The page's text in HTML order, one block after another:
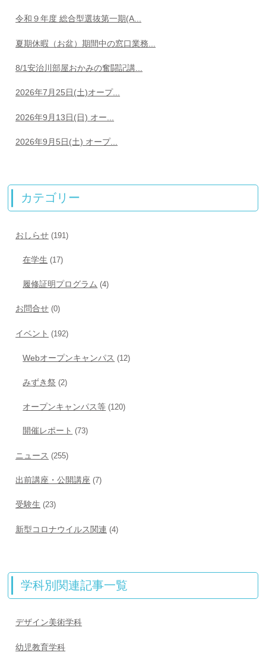
令和９年度 総合型選抜第一期(A...
夏期休暇（お盆）期間中の窓口業務...
8/1安治川部屋おかみの奮闘記講...
2026年7月25日(土)オープ...
2026年9月13日(日) オー...
2026年9月5日(土) オープ...
カテゴリー
おしらせ (191)
在学生 (17)
履修証明プログラム (4)
お問合せ (0)
イベント (192)
Webオープンキャンパス (12)
みずき祭 (2)
オープンキャンパス等 (120)
開催レポート (73)
ニュース (255)
出前講座・公開講座 (7)
受験生 (23)
新型コロナウイルス関連 (4)
学科別関連記事一覧
デザイン美術学科
幼児教育学科